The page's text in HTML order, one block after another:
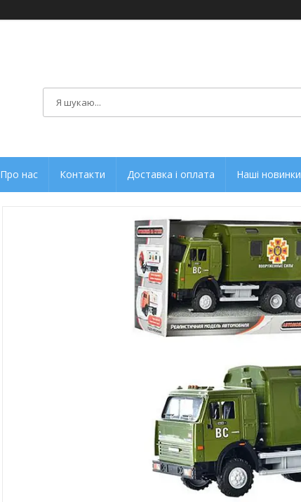
Про нас Контакти Доставка і оплата Наші новинки